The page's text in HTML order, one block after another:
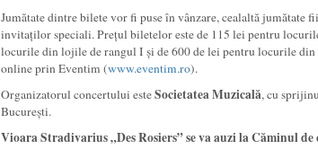
Jumătate dintre bilete vor fi puse în vânzare, cealaltă jumătate
invitaților speciali. Prețul biletelor este de 115 lei pentru
locurile din lojile de rangul I și de 600 de lei pentru locurile
online prin Eventim (www.eventim.ro).
Organizatorul concertului esteSocietatea Muzicală, cu
București.
Vioara Stradivarius „Des Rosiers” se va auzi la Căminul